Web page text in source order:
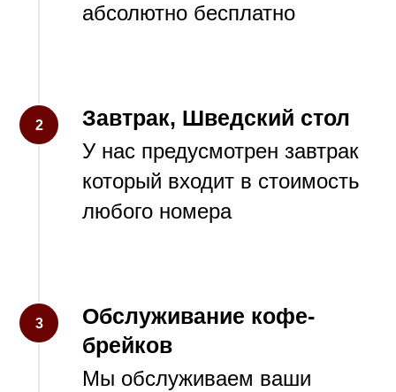
абсолютно бесплатно
2 Завтрак, Шведский стол
У нас предусмотрен завтрак
который входит в стоимость
любого номера
3
Обслуживание кофе-
брейков
Мы обслуживаем ваши